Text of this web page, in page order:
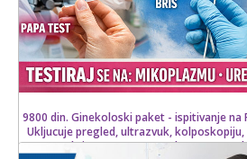
9800 din. Ginekoloski paket - ispitivanje na
Ukljucuje pregled, ultrazvuk, kolposkopiju,
bris + test na Mycoplasmu,